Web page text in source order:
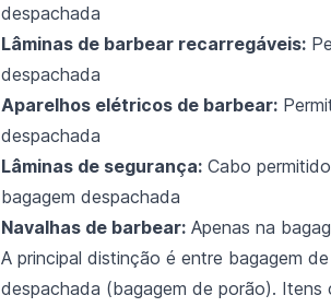
despachada
Lâminas de barbear recarregáveis:
despachada
Aparelhos elétricos de barbear:
despachada
Lâminas de segurança: Cabo
bagagem despachada
Navalhas de barbear: Apenas na
A principal distinção é entre bagagem
despachada (bagagem de porão).